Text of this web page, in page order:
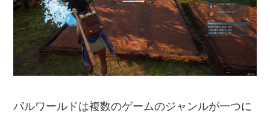
パルワールドは複数のゲームのジャンルが一つに